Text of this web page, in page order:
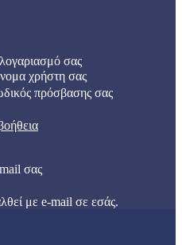
σας
χρήστη σας
πρόσβασης σας
σας
με e-mail σε εσάς.